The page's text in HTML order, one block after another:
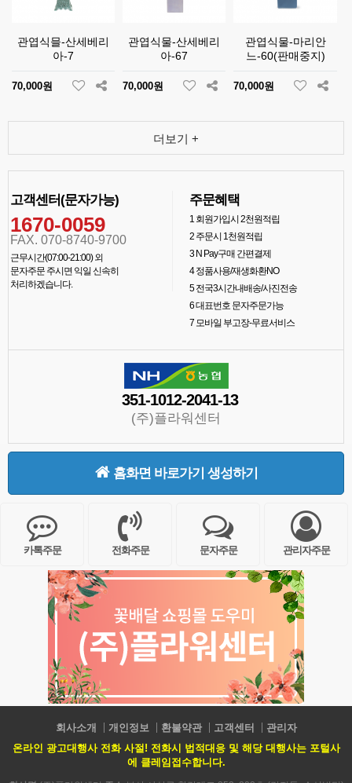
관엽식믈-산세베리
아-7
70,000원
관엽식물-산세베리
아-67
70,000원
관엽식물-마리안
느-60(판매중지)
70,000원
더보기 +
고객센터(문자가능)
1670-0059
FAX. 070-8740-9700
근무시간(07:00-21:00) 외
문자주문 주시면 익일 신속히
처리하겠습니다.
주문혜택
1회원가입시 2천원적립
2주문시 1천원적립
3N Pay구매 간편결제
4정품사용/재생화환NO
5전국3시간내배송/사진전송
6대표번호 문자주문가능
7모바일 부고장-무료서비스
351-1012-2041-13
(주)플라워센터
홈화면 바로가기 생성하기
카톡주문 전화주문 문자주문 관리자주문
회사소개 개인정보 환불약관 고객센터
관리자
온라인 광고대행사 전화 사절! 전화시 법적대응 및 해당 대행사는 포털사
에 클레임접수합니다.